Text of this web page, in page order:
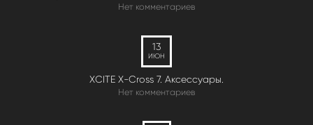
Нет комментариев
13
ИЮН
XCITE X-Cross 7. Аксессуары.
Нет комментариев